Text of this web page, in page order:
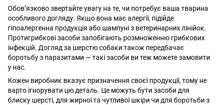
Обов’язково звертайте увагу на те, чи потребує ваша тварина
особливого догляду. Якщо вона має алергії, підійде
гіпоалергенна продукція або шампуні з ветеринарних лінійок.
Протигрибкові засоби запобігають розмноженню грибкових
інфекцій. Догляд за шерстю собаки також передбачає
боротьбу з паразитами — такі засоби ви теж можете замовити
у нас.
Кожен виробник вказує призначення своєї продукції, тому не
варто ігнорувати цю деталь. Це можуть бути засоби для
блиску шерсті, для жирної та чутливої шкіри чи для боротьби з